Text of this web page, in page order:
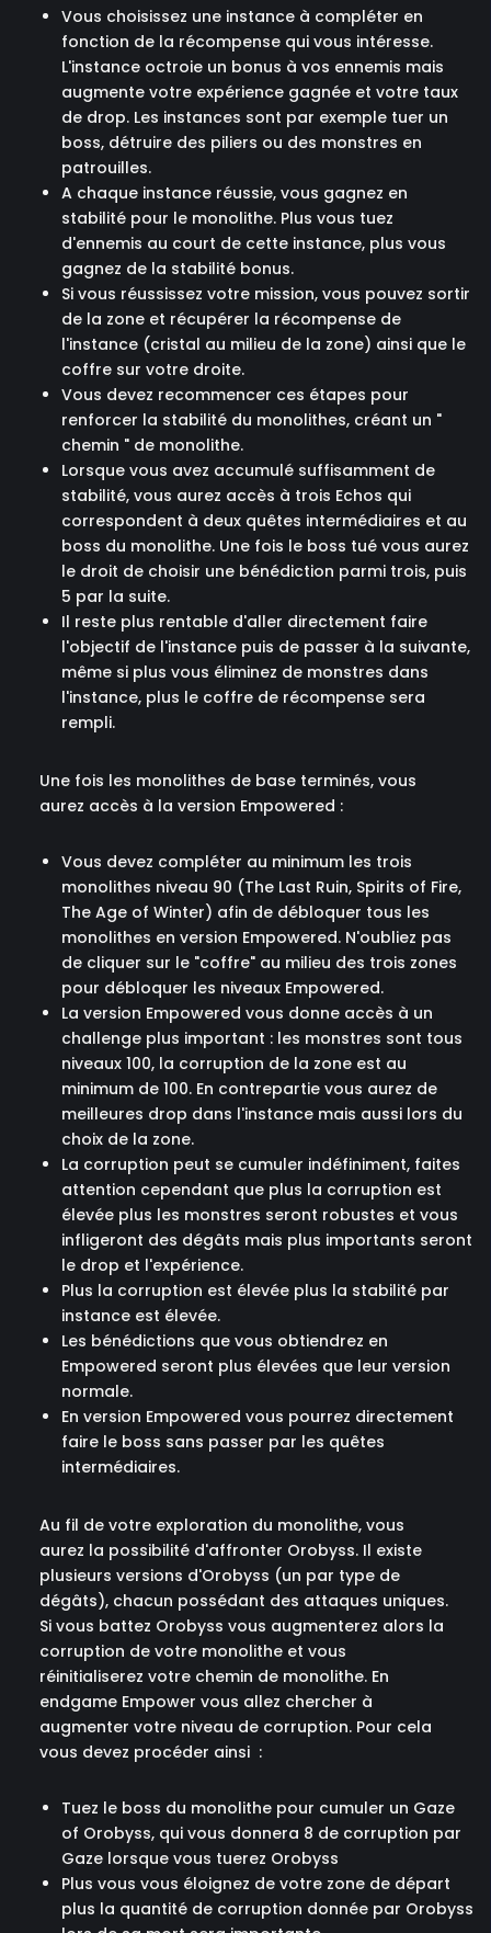
Vous choisissez une instance à compléter en
fonction de la récompense qui vous intéresse.
L'instance octroie un bonus à vos ennemis mais
augmente votre expérience gagnée et votre taux
de drop. Les instances sont par exemple tuer un
boss, détruire des piliers ou des monstres en
patrouilles.
A chaque instance réussie, vous gagnez en
stabilité pour le monolithe. Plus vous tuez
d'ennemis au court de cette instance, plus vous
gagnez de la stabilité bonus.
Si vous réussissez votre mission, vous pouvez sortir
de la zone et récupérer la récompense de
l'instance (cristal au milieu de la zone) ainsi que le
coffre sur votre droite.
Vous devez recommencer ces étapes pour
renforcer la stabilité du monolithes, créant un "
chemin " de monolithe.
Lorsque vous avez accumulé suffisamment de
stabilité, vous aurez accès à trois Echos qui
correspondent à deux quêtes intermédiaires et au
boss du monolithe. Une fois le boss tué vous aurez
le droit de choisir une bénédiction parmi trois, puis
5 par la suite.
Il reste plus rentable d'aller directement faire
l'objectif de l'instance puis de passer à la suivante,
même si plus vous éliminez de monstres dans
l'instance, plus le coffre de récompense sera
rempli.
Une fois les monolithes de base terminés, vous
aurez accès à la version Empowered :
Vous devez compléter au minimum les trois
monolithes niveau 90 (The Last Ruin, Spirits of Fire,
The Age of Winter) afin de débloquer tous les
monolithes en version Empowered. N'oubliez pas
de cliquer sur le "coffre" au milieu des trois zones
pour débloquer les niveaux Empowered.
La version Empowered vous donne accès à un
challenge plus important : les monstres sont tous
niveaux 100, la corruption de la zone est au
minimum de 100. En contrepartie vous aurez de
meilleures drop dans l'instance mais aussi lors du
choix de la zone.
La corruption peut se cumuler indéfiniment, faites
attention cependant que plus la corruption est
élevée plus les monstres seront robustes et vous
infligeront des dégâts mais plus importants seront
le drop et l'expérience.
Plus la corruption est élevée plus la stabilité par
instance est élevée.
Les bénédictions que vous obtiendrez en
Empowered seront plus élevées que leur version
normale.
En version Empowered vous pourrez directement
faire le boss sans passer par les quêtes
intermédiaires.
Au fil de votre exploration du monolithe, vous
aurez la possibilité d'affronter Orobyss. Il existe
plusieurs versions d'Orobyss (un par type de
dégâts), chacun possédant des attaques uniques.
Si vous battez Orobyss vous augmenterez alors la
corruption de votre monolithe et vous
réinitialiserez votre chemin de monolithe. En
endgame Empower vous allez chercher à
augmenter votre niveau de corruption. Pour cela
vous devez procéder ainsi :
Tuez le boss du monolithe pour cumuler un Gaze
of Orobyss, qui vous donnera 8 de corruption par
Gaze lorsque vous tuerez Orobyss
Plus vous vous éloignez de votre zone de départ
plus la quantité de corruption donnée par Orobyss